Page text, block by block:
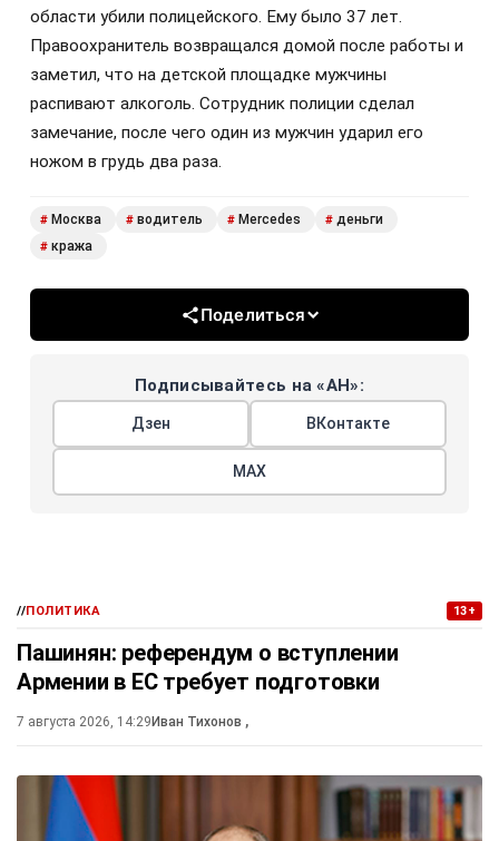
области убили полицейского. Ему было 37 лет.
Правоохранитель возвращался домой после работы и
заметил, что на детской площадке мужчины
распивают алкоголь. Сотрудник полиции сделал
замечание, после чего один из мужчин ударил его
ножом в грудь два раза.
# Москва # водитель # Mercedes # деньги
# кража
Поделиться
Подписывайтесь на «АН»:
Дзен ВКонтакте
МАХ
//ПОЛИТИКА 13+
Пашинян: референдум о вступлении
Армении в ЕС требует подготовки
7 августа 2026, 14:29 Иван Тихонов ,